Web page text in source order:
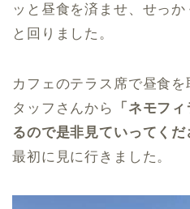
ッと昼食を済ませ、せっ
と回りました。
カフェのテラス席で昼食
タッフさんから
「ネモフ
るので是非見ていってくだ
最初に見に行きました。